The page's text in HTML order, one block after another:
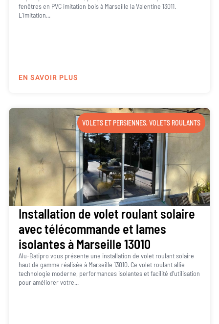
fenêtres en PVC imitation bois à Marseille la Valentine 13011.
L’imitation...
EN SAVOIR PLUS
VOLETS ET PERSIENNES,VOLETS ROULANTS
Installation de volet roulant solaire
avec télécommande et lames
isolantes à Marseille 13010
Alu-Batipro vous présente une installation de volet roulant solaire
haut de gamme réalisée à Marseille 13010. Ce volet roulant allie
technologie moderne, performances isolantes et facilité d’utilisation
pour améliorer votre...